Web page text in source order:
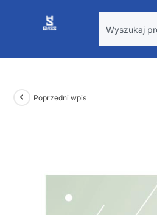
Poprzedni wpis